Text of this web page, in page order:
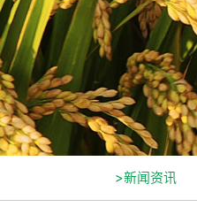
>新闻资讯